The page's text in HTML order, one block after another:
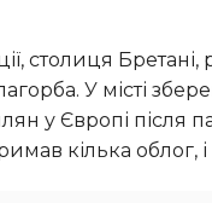
У місті
у Європі після
кілька облог,